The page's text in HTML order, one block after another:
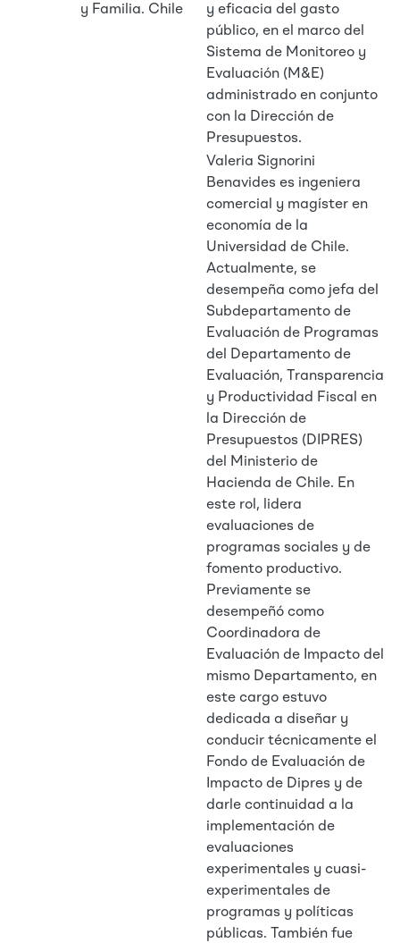
y Familia. Chile
y eficacia del gasto
público, en el marco del
Sistema de Monitoreo y
Evaluación (M&E)
administrado en conjunto
con la Dirección de
Presupuestos.
Valeria Signorini
Benavides es ingeniera
comercial y magíster en
economía de la
Universidad de Chile.
Actualmente, se
desempeña como jefa del
Subdepartamento de
Evaluación de Programas
del Departamento de
Evaluación, Transparencia
y Productividad Fiscal en
la Dirección de
Presupuestos (DIPRES)
del Ministerio de
Hacienda de Chile. En
este rol, lidera
evaluaciones de
programas sociales y de
fomento productivo.
Previamente se
desempeñó como
Coordinadora de
Evaluación de Impacto del
mismo Departamento, en
este cargo estuvo
dedicada a diseñar y
conducir técnicamente el
Fondo de Evaluación de
Impacto de Dipres y de
darle continuidad a la
implementación de
evaluaciones
experimentales y cuasi-
experimentales de
programas y políticas
públicas. También fue